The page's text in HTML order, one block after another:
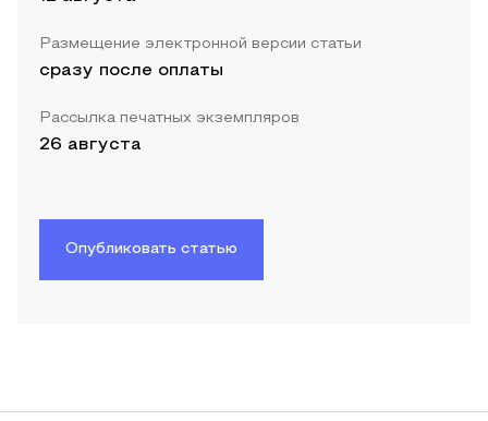
Размещение электронной версии статьи
сразу после оплаты
Рассылка печатных экземпляров
26 августа
Опубликовать статью